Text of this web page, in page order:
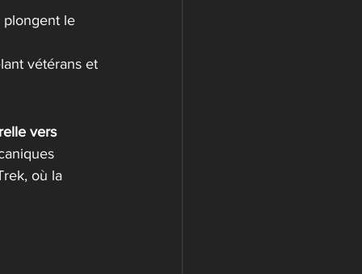
plongent le
vétérans et
vers
où la